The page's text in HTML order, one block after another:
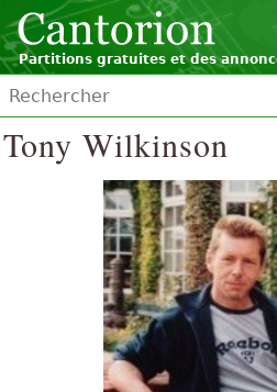
Partitions gratuites et des
Tony Wilkinson